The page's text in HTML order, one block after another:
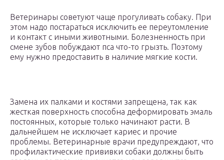
Ветеринары советуют чаще прогуливать собаку. При
этом надо постараться исключить ее переутомление
и контакт с иными животными. Болезненность при
смене зубов побуждают пса что-то грызть. Поэтому
ему нужно предоставить в наличие мягкие кости.
Замена их палками и костями запрещена, так как
жесткая поверхность способна деформировать эмаль
постоянных, которые только начинают расти. В
дальнейшем не исключает кариес и прочие
проблемы. Ветеринарные врачи предупреждают, что
профилактические прививки собаки должны быть